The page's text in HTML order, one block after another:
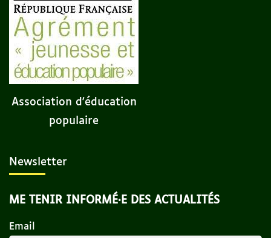
Association d'éducation
populaire
Newsletter
ME TENIR INFORMÉ·E DES ACTUALITÉS
Email